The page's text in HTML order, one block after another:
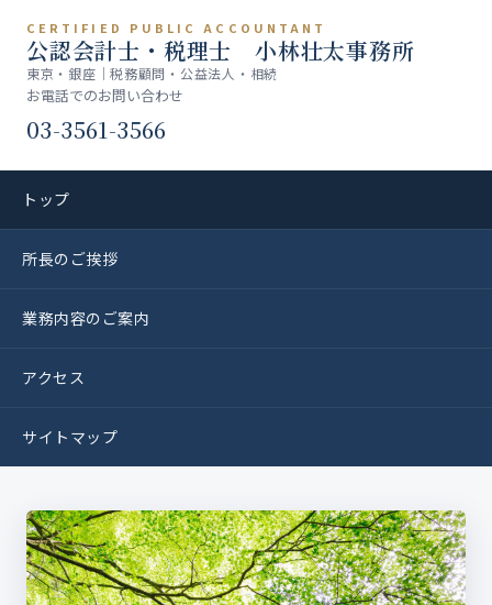
CERTIFIED PUBLIC ACCOUNTANT
公認会計士・税理士 小林壮太事務所
東京・銀座｜税務顧問・公益法人・相続
お電話でのお問い合わせ
03-3561-3566
トップ
所長のご挨拶
業務内容のご案内
アクセス
サイトマップ